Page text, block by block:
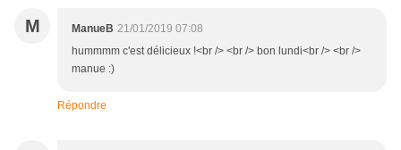
M ManueB 21/01/2019 07:08
hummmm c'est délicieux !<br /> <br /> bon lundi<br /> <br />
manue :)
Répondre